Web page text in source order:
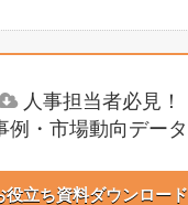
人事担当者必見！
例・市場動向データ
役立ち資料ダウンロード